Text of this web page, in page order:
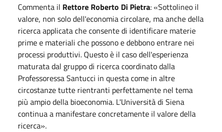
Commenta il Rettore Roberto Di Pietra: «Sottolineo il
valore, non solo dell'economia circolare, ma anche della
ricerca applicata che consente di identificare materie
prime e materiali che possono e debbono entrare nei
processi produttivi. Questo è il caso dell'esperienza
maturata dal gruppo di ricerca coordinato dalla
Professoressa Santucci in questa come in altre
circostanze tutte rientranti perfettamente nel tema
più ampio della bioeconomia. L'Università di Siena
continua a manifestare concretamente il valore della
ricerca».